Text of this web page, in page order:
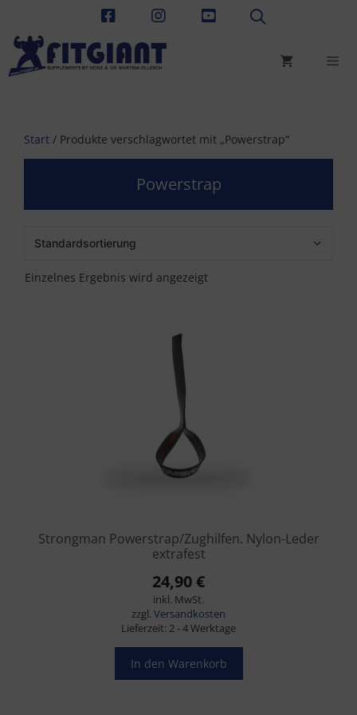
springen
Start / Produkte verschlagwortet mit „Powerstrap“
Powerstrap
Einzelnes Ergebnis wird angezeigt
Strongman Powerstrap/Zughilfen. Nylon-Leder
extrafest
24,90€
inkl. MwSt.
zzgl. Versandkosten
Lieferzeit: 2 - 4 Werktage
In den Warenkorb